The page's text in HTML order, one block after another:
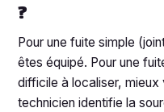
?
Pour une fuite simple
êtes équipé. Pour une
difficile à localiser, mieux
technicien identifie la